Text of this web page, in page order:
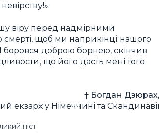
віру перед надмірними
щоб ми наприкінці нашого
боровся доброю борнею, скінчив
що його дасть мені того
† Богдан Дзюрах,
екзарх у Німеччині та Скандинавії
піст